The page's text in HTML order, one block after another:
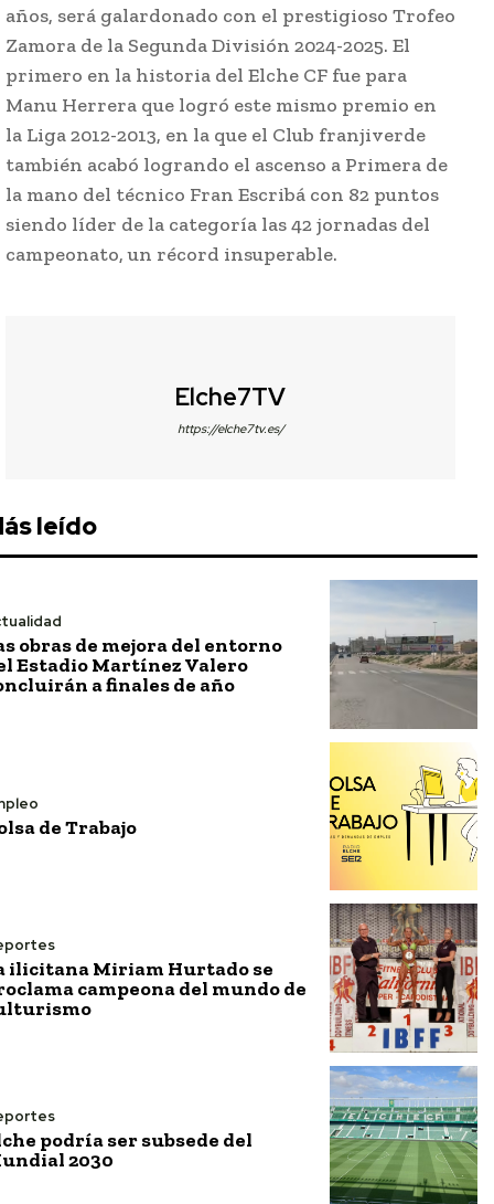
años, será galardonado con el prestigioso Trofeo
Zamora de la Segunda División 2024-2025. El
primero en la historia del Elche CF fue para
Manu Herrera que logró este mismo premio en
la Liga 2012-2013, en la que el Club franjiverde
también acabó logrando el ascenso a Primera de
la mano del técnico Fran Escribá con 82 puntos
siendo líder de la categoría las 42 jornadas del
campeonato, un récord insuperable.
Elche7TV
https://elche7tv.es/
leído
obras de mejora del entorno
Estadio Martínez Valero
a finales de año
de Trabajo
ilicitana Miriam Hurtado se
campeona del mundo de
podría ser subsede del
2030